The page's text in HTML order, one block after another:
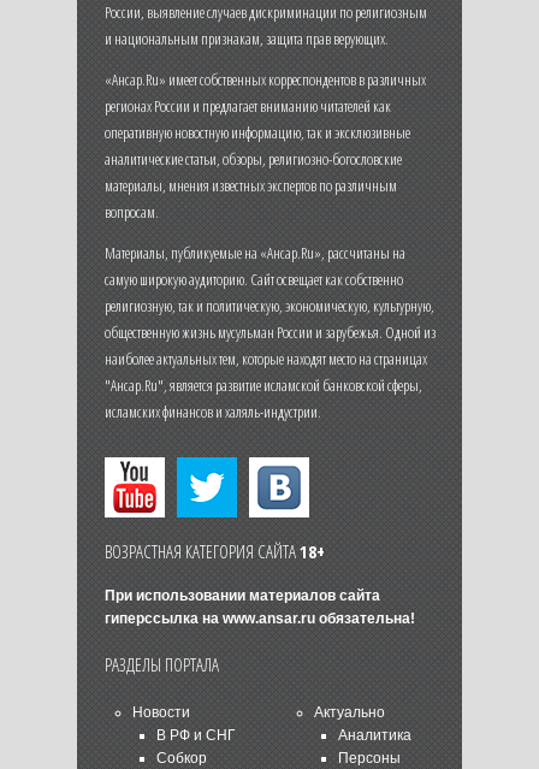
России, выявление случаев дискриминации по религиозным
и национальным признакам, защита прав верующих.
«Ансар.Ru» имеет собственных корреспондентов в различных
регионах России и предлагает вниманию читателей как
оперативную новостную информацию, так и эксклюзивные
аналитические статьи, обзоры, религиозно-богословские
материалы, мнения известных экспертов по различным
вопросам.
Материалы, публикуемые на «Ансар.Ru», рассчитаны на
самую широкую аудиторию. Сайт освещает как собственно
религиозную, так и политическую, экономическую, культурную,
общественную жизнь мусульман России и зарубежья. Одной из
наиболее актуальных тем, которые находят место на страницах
"Ансар.Ru", является развитие исламской банковской сферы,
исламских финансов и халяль-индустрии.
ВОЗРАСТНАЯ КАТЕГОРИЯ САЙТА18+
При использовании материалов сайта
гиперссылка на www.ansar.ruобязательна!
РАЗДЕЛЫ ПОРТАЛА
Новости
В РФ и СНГ
Собкор
Актуально
Аналитика
Персоны